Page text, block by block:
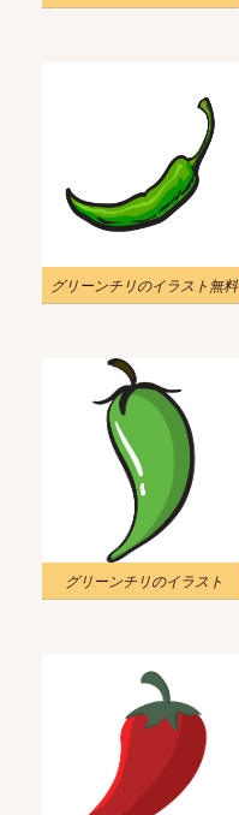
グリーンチリのイラスト無料
グリーンチリのイラスト